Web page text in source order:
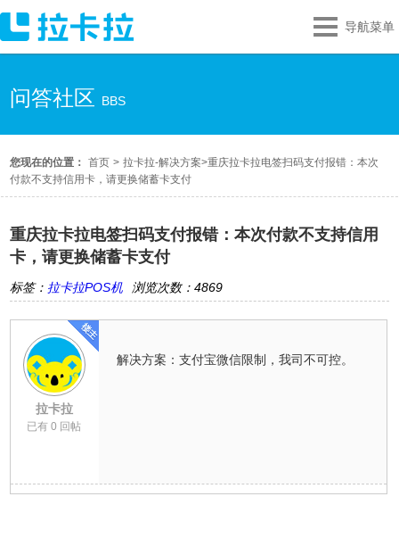
导航菜单
问答社区 BBS
您现在的位置： 首页 > 拉卡拉-解决方案>重庆拉卡拉电签扫码支付报错：本次
付款不支持信用卡，请更换储蓄卡支付
重庆拉卡拉电签扫码支付报错：本次付款不支持信用
卡，请更换储蓄卡支付
标签： 拉卡拉POS机 浏览次数：4869
拉卡拉
已有 0 回帖
解决方案：支付宝微信限制，我司不可控。